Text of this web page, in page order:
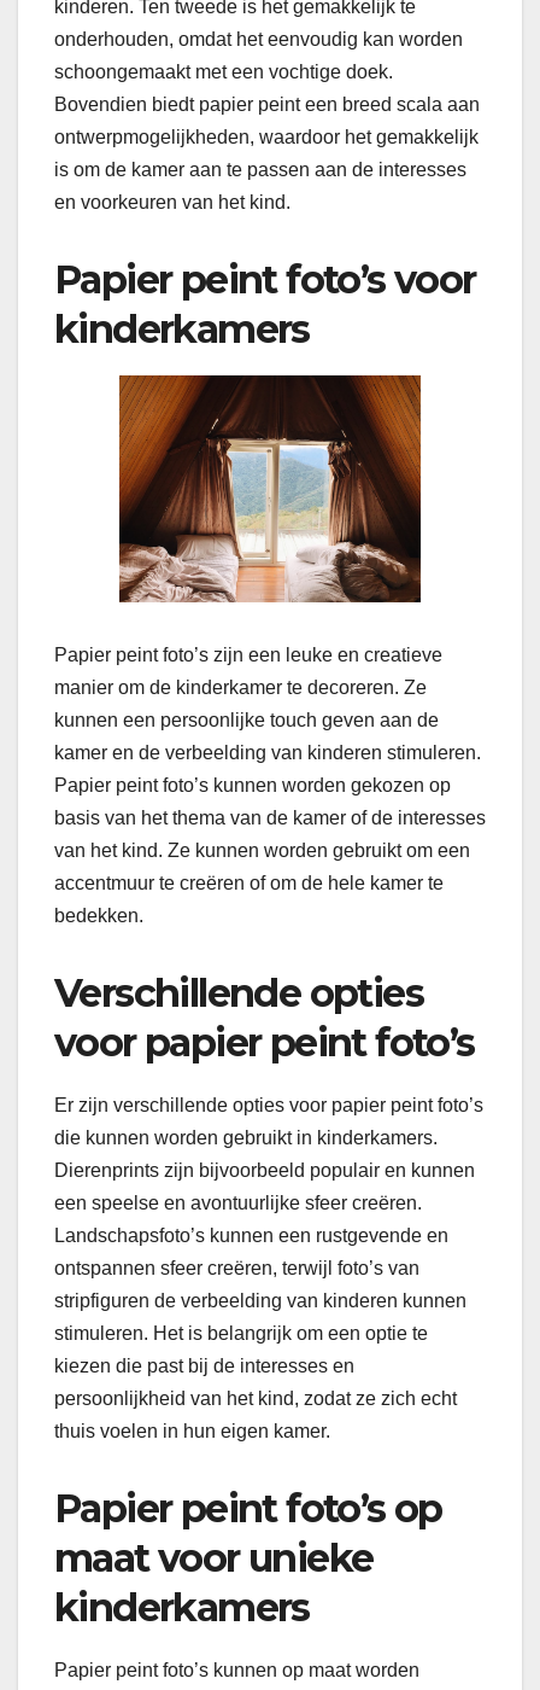
kinderen. Ten tweede is het gemakkelijk te
onderhouden, omdat het eenvoudig kan worden
schoongemaakt met een vochtige doek.
Bovendien biedt papier peint een breed scala aan
ontwerpmogelijkheden, waardoor het gemakkelijk
is om de kamer aan te passen aan de interesses
en voorkeuren van het kind.
Papier peint foto’s voor
kinderkamers
Papier peint foto’s zijn een leuke en creatieve
manier om de kinderkamer te decoreren. Ze
kunnen een persoonlijke touch geven aan de
kamer en de verbeelding van kinderen stimuleren.
Papier peint foto’s kunnen worden gekozen op
basis van het thema van de kamer of de interesses
van het kind. Ze kunnen worden gebruikt om een
accentmuur te creëren of om de hele kamer te
bedekken.
Verschillende opties
voor papier peint foto’s
Er zijn verschillende opties voor papier peint foto’s
die kunnen worden gebruikt in kinderkamers.
Dierenprints zijn bijvoorbeeld populair en kunnen
een speelse en avontuurlijke sfeer creëren.
Landschapsfoto’s kunnen een rustgevende en
ontspannen sfeer creëren, terwijl foto’s van
stripfiguren de verbeelding van kinderen kunnen
stimuleren. Het is belangrijk om een optie te
kiezen die past bij de interesses en
persoonlijkheid van het kind, zodat ze zich echt
thuis voelen in hun eigen kamer.
Papier peint foto’s op
maat voor unieke
kinderkamers
Papier peint foto’s kunnen op maat worden